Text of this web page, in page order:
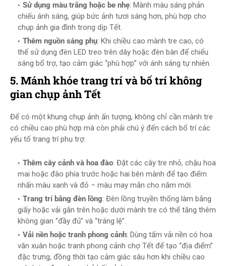
Sử dụng màu trắng hoặc be nhẹ: Mành màu sáng phản
chiếu ánh sáng, giúp bức ảnh tươi sáng hơn, phù hợp cho
chụp ảnh gia đình trong dịp Tết.
Thêm nguồn sáng phụ: Khi chiều cao mành tre cao, có
thể sử dụng đèn LED treo trên dây hoặc đèn bàn để chiếu
sáng bổ trợ, tạo cảm giác “phù hợp” với ánh sáng tự nhiên.
5. Mánh khóe trang trí và bố trí không
gian chụp ảnh Tết
Để có một khung chụp ảnh ấn tượng, không chỉ cần mành tre
có chiều cao phù hợp mà còn phải chú ý đến cách bố trí các
yếu tố trang trí phụ trợ:
Thêm cây cảnh và hoa đào: Đặt các cây tre nhỏ, chậu hoa
mai hoặc đào phía trước hoặc hai bên mành để tạo điểm
nhấn màu xanh và đỏ – màu may mắn cho năm mới.
Trang trí bằng đèn lồng: Đèn lồng truyền thống làm bằng
giấy hoặc vải gắn trên hoặc dưới mành tre có thể tăng thêm
không gian “đầy đủ” và “tráng lệ”.
Vải nền hoặc tranh phong cảnh: Dùng tấm vải nền có hoa
văn xuân hoặc tranh phong cảnh chợ Tết để tạo “địa điểm”
đặc trưng, đồng thời tạo cảm giác sâu hơn khi chiều cao